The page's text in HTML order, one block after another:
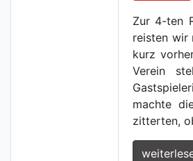
Zur 4-ten
reisten wir
kurz
Verein
machte
zitterten,